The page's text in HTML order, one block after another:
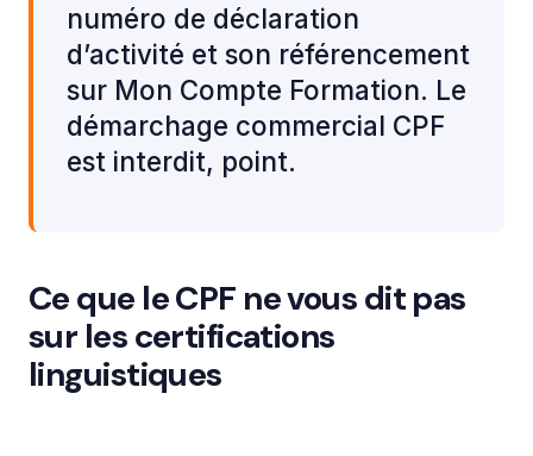
numéro de déclaration
d’activité et son référencement
sur Mon Compte Formation. Le
démarchage commercial CPF
est interdit, point.
Ce que le CPF ne vous dit pas
sur les certifications
linguistiques